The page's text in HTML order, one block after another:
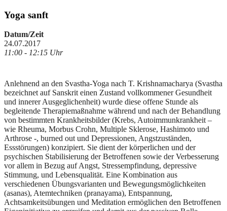
Yoga sanft
Datum/Zeit
24.07.2017
11:00 - 12:15 Uhr
Anlehnend an den Svastha-Yoga nach T. Krishnamacharya (Svastha
bezeichnet auf Sanskrit einen Zustand vollkommener Gesundheit
und innerer Ausgeglichenheit) wurde diese offene Stunde als
begleitende Therapiemaßnahme während und nach der Behandlung
von bestimmten Krankheitsbilder (Krebs, Autoimmunkrankheit –
wie Rheuma, Morbus Crohn, Multiple Sklerose, Hashimoto und
Arthrose -, burned out und Depressionen, Angstzuständen,
Essstörungen) konzipiert. Sie dient der körperlichen und der
psychischen Stabilisierung der Betroffenen sowie der Verbesserung
vor allem in Bezug auf Angst, Stressempfindung, depressive
Stimmung, und Lebensqualität. Eine Kombination aus
verschiedenen Übungsvarianten und Bewegungsmöglichkeiten
(asanas), Atemtechniken (pranayama), Entspannung,
Achtsamkeitsübungen und Meditation ermöglichen den Betroffenen